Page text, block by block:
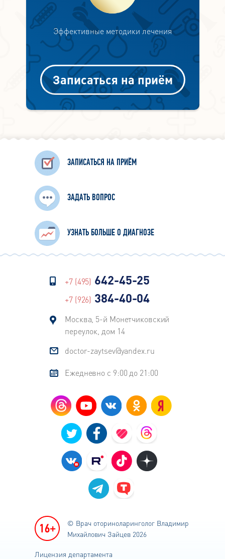
Эффективные методики лечения
Записаться на приём
ЗАПИСАТЬСЯ НА ПРИЁМ
ЗАДАТЬ ВОПРОС
УЗНАТЬ БОЛЬШЕ О ДИАГНОЗЕ
+7 (495) 642-45-25
+7 (926) 384-40-04
Москва, 5-й Монетчиковский
переулок, дом 14
doctor-zaytsev@yandex.ru
Ежедневно с 9:00 до 21:00
© Врач оториноларинголог Владимир
Михайлович Зайцев 2026
Лицензия департамента